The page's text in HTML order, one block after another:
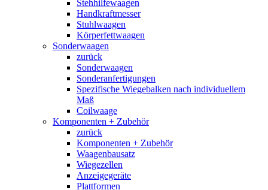
Stehhilfewaagen
Handkraftmesser
Stuhlwaagen
Körperfettwaagen
Sonderwaagen
zurück
Sonderwaagen
Sonderanfertigungen
Spezifische Wiegebalken nach individuellem
Maß
Coilwaage
Komponenten + Zubehör
zurück
Komponenten + Zubehör
Waagenbausatz
Wiegezellen
Anzeigegeräte
Plattformen